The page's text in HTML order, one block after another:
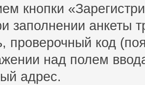
кнопки
заполнении анкеты
проверочный код
над полем
адрес.